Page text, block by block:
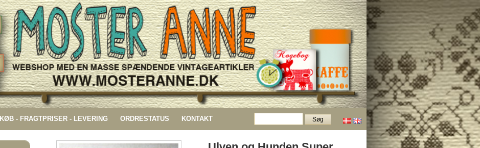
KØB - FRAGTPRISER - LEVERING ORDRESTATUS KONTAKT